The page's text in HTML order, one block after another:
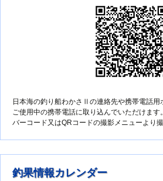
日本海の釣り船わかさⅡの連絡先や携帯電話用
ご使用中の携帯電話に取り込んでいただけま
バーコード又はQRコードの撮影メニューより
釣果情報カレンダー